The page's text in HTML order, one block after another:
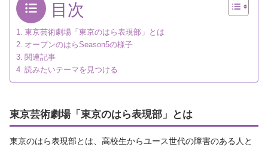
目次
東京芸術劇場「東京のはら表現部」とは
オープンのはらSeason5の様子
関連記事
読みたいテーマを見つける
東京芸術劇場「東京のはら表現部」とは
東京のはら表現部とは、⾼校⽣からユース世代の障害のある⼈と